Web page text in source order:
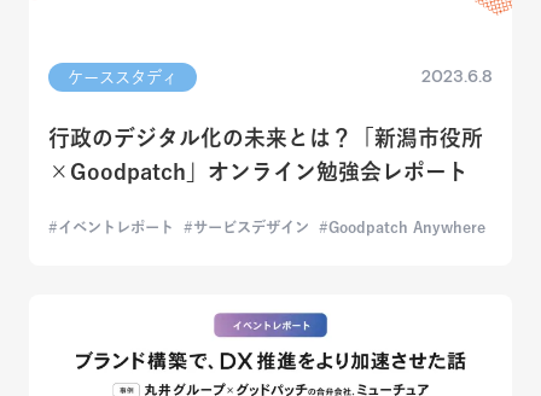
ケーススタディ 2023.6.8
行政のデジタル化の未来とは？「新潟市役所
×Goodpatch」オンライン勉強会レポート
イベントレポート サービスデザイン Goodpatch Anywhere